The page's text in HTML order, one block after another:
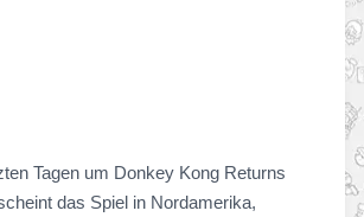
Tagen um Donkey Kong Returns
das Spiel in Nordamerika,